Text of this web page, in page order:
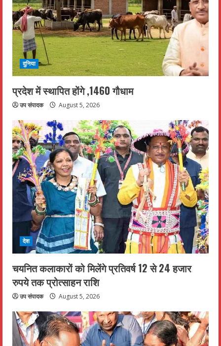
दुनिया
प्रदेश में स्थापित होंगे ,1460 गौधाम
उप संपादक August 5, 2026
देश
चयनित कलाकारों को मिलेंगे प्रतिवर्ष 12 से 24 हजार
रुपये तक प्रोत्साहन राशि
उप संपादक August 5, 2026